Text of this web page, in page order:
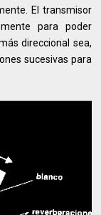
El transmisor
para poder
direccional sea,
sucesivas para